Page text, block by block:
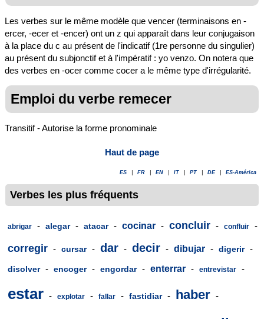
Les verbes sur le même modèle que vencer (terminaisons en -
ercer, -ecer et -encer) ont un z qui apparaît dans leur conjugaison
à la place du c au présent de l'indicatif (1re personne du singulier)
au présent du subjonctif et à l'impératif : yo venzo. On notera que
des verbes en -ocer comme cocer a le même type d'irrégularité.
Emploi du verbe remecer
Transitif - Autorise la forme pronominale
Haut de page
ES FR EN IT PT DE ES-América
Verbes les plus fréquents
abrigar - alegar - atacar - cocinar - concluir - confluir -
corregir - cursar - dar - decir - dibujar - digerir -
disolver - encoger - engordar - enterrar - entrevistar -
estar - explotar - fallar - fastidiar - haber -